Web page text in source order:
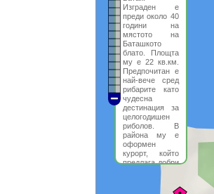
Изграден е
преди около 40
години на
мястото на
Баташкото
блато. Площта
му е 22 кв.км.
Предпочитан е
най-вече сред
рибарите като
чудесна
дестинация за
целогодишен
риболов. В
района му е
оформен
курорт, който
предлага добри
възможности